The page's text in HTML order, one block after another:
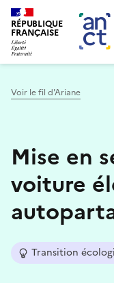
RÉPUBLIQUE
FRANÇAISE
Voir le fil d'Ariane
Mise en
voiture
Transition